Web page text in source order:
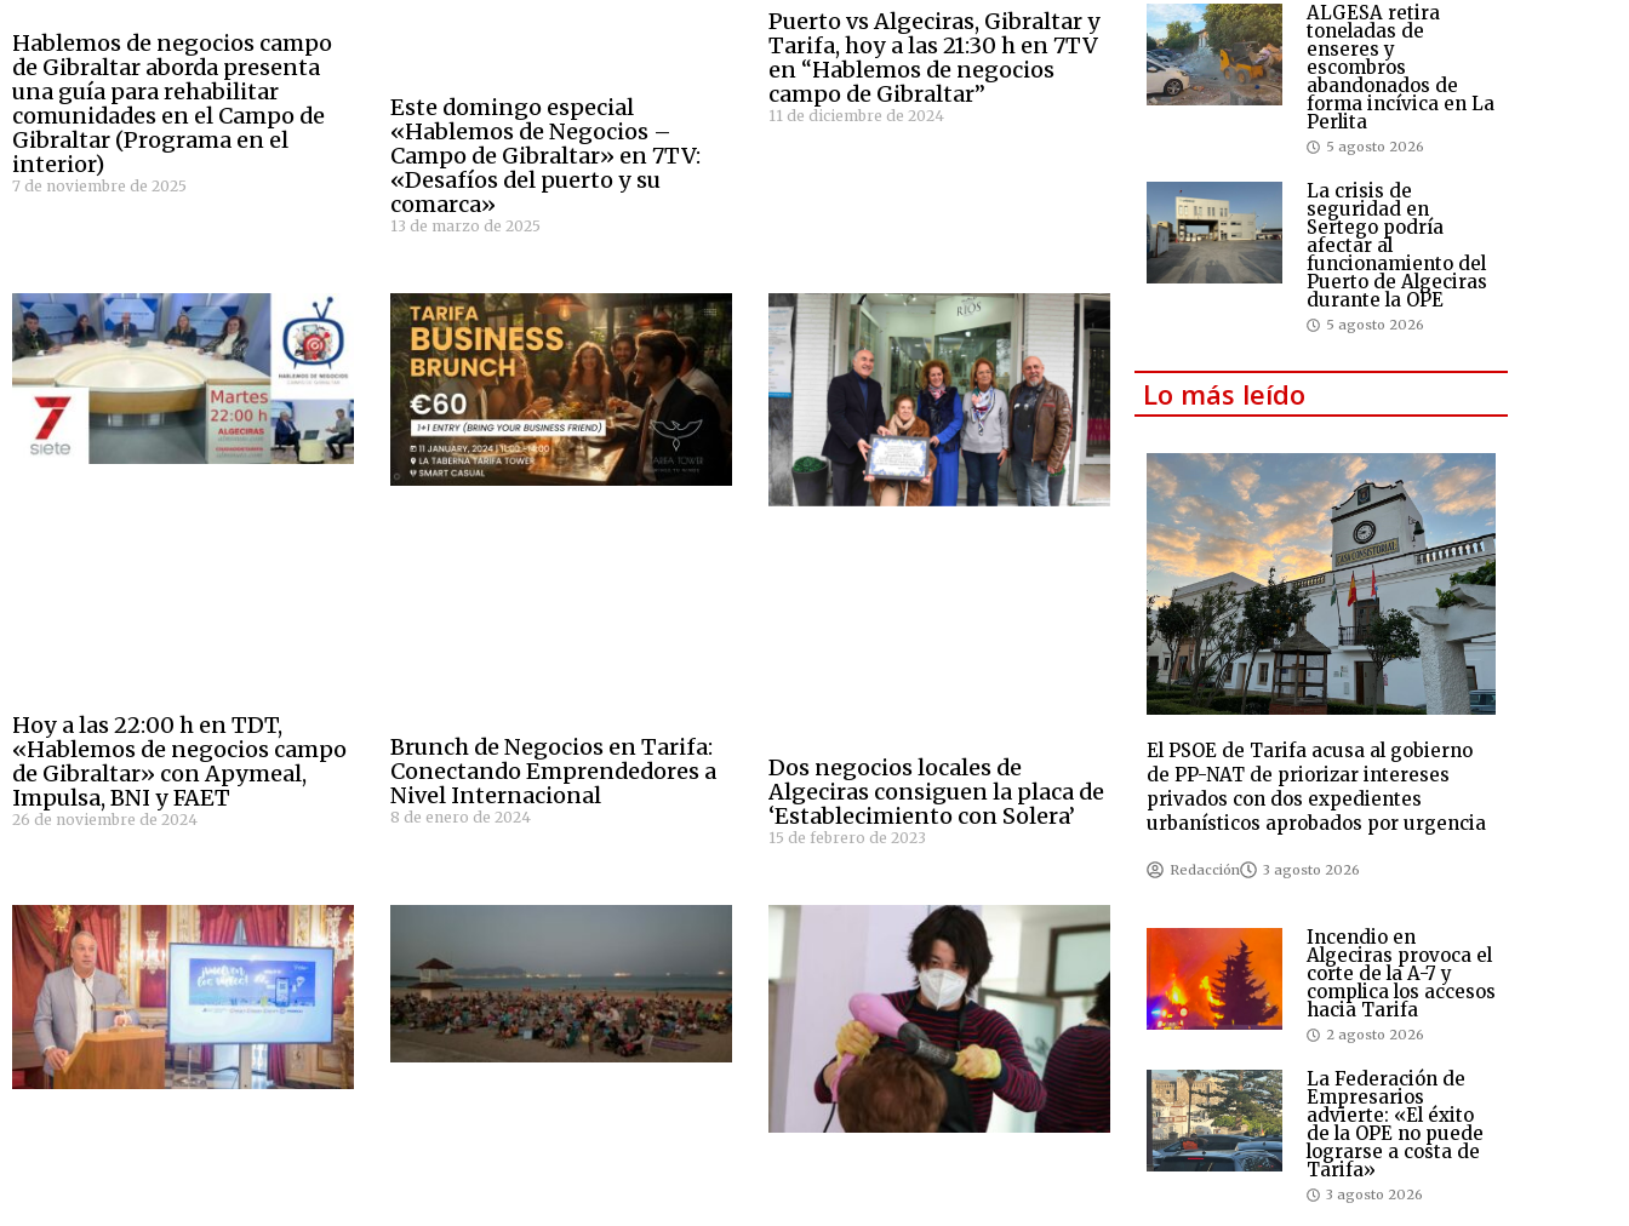
Hablemos de negocios campo
de Gibraltar aborda presenta
una guía para rehabilitar
comunidades en el Campo de
Gibraltar (Programa en el
interior)
7 de noviembre de 2025
Este domingo especial
«Hablemos de Negocios –
Campo de Gibraltar» en 7TV:
«Desafíos del puerto y su
comarca»
13 de marzo de 2025
Puerto vs Algeciras, Gibraltar y
Tarifa, hoy a las 21:30 h en 7TV
en “Hablemos de negocios
campo de Gibraltar”
11 de diciembre de 2024
Hoy a las 22:00 h en TDT,
«Hablemos de negocios campo
de Gibraltar» con Apymeal,
Impulsa, BNI y FAET
26 de noviembre de 2024
Brunch de Negocios en Tarifa:
Conectando Emprendedores a
Nivel Internacional
8 de enero de 2024
Dos negocios locales de
Algeciras consiguen la placa de
‘Establecimiento con Solera’
15 de febrero de 2023
ALGESA retira
toneladas de
enseres y
escombros
abandonados de
forma incívica en La
Perlita
5 agosto 2026
La crisis de
seguridad en
Sertego podría
afectar al
funcionamiento del
Puerto de Algeciras
durante la OPE
5 agosto 2026
Lo más leído
El PSOE de Tarifa acusa al gobierno
de PP-NAT de priorizar intereses
privados con dos expedientes
urbanísticos aprobados por urgencia
Redacción 3 agosto 2026
Incendio en
Algeciras provoca el
corte de la A-7 y
complica los accesos
hacia Tarifa
2 agosto 2026
La Federación de
Empresarios
advierte: «El éxito
de la OPE no puede
lograrse a costa de
Tarifa»
3 agosto 2026